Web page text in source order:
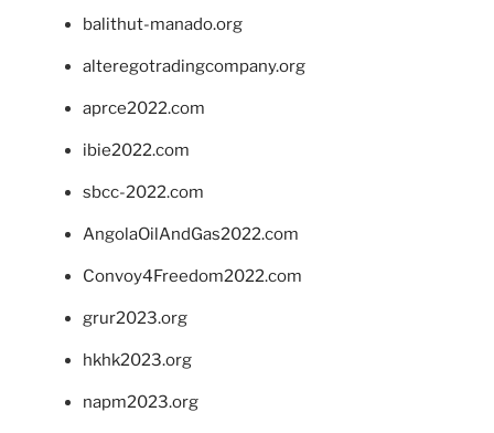
balithut-manado.org
alteregotradingcompany.org
aprce2022.com
ibie2022.com
sbcc-2022.com
AngolaOilAndGas2022.com
Convoy4Freedom2022.com
grur2023.org
hkhk2023.org
napm2023.org